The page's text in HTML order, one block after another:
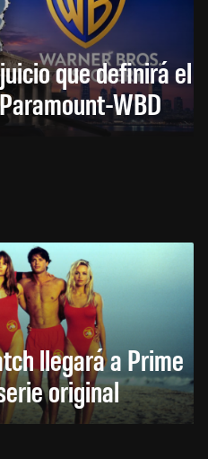
que definirá el
WBD
llegará a Prime
original